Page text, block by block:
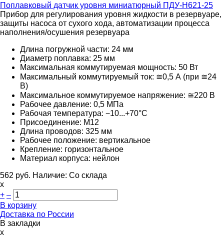
Поплавковый датчик уровня миниатюрный ПДУ-Н621-25
Прибор для регулирования уровня жидкости в резервуаре,
защиты насоса от сухого хода, автоматизации процесса
наполнения/осушения резервуара
Длина погружной части: 24 мм
Диаметр поплавка: 25 мм
Максимальная коммутируемая мощность: 50 Вт
Максимальный коммутируемый ток: ≅0,5 А (при ≅24
В)
Максимальное коммутируемое напряжение: ≅220 В
Рабочее давление: 0,5 МПа
Рабочая температура: −10...+70°С
Присоединение: М12
Длина проводов: 325 мм
Рабочее положение: вертикальное
Крепление: горизонтальное
Материал корпуса: нейлон
562 руб. Наличие: Со склада
х
+ –
В корзину
Доставка по России
В закладки
x